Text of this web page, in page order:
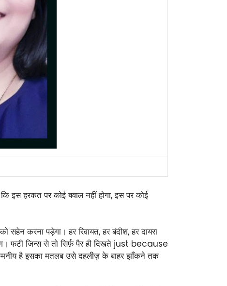
इस हरकत पर कोई बवाल नहीं होगा, इस पर कोई
करना पड़ेगा। हर रिवायत, हर बंदीश, हर दायरा
फटी जिन्स से तो सिर्फ़ पैर ही दिखते just because
कमनीय है इसका मतलब उसे दहलीज़ के बाहर झाँकने तक